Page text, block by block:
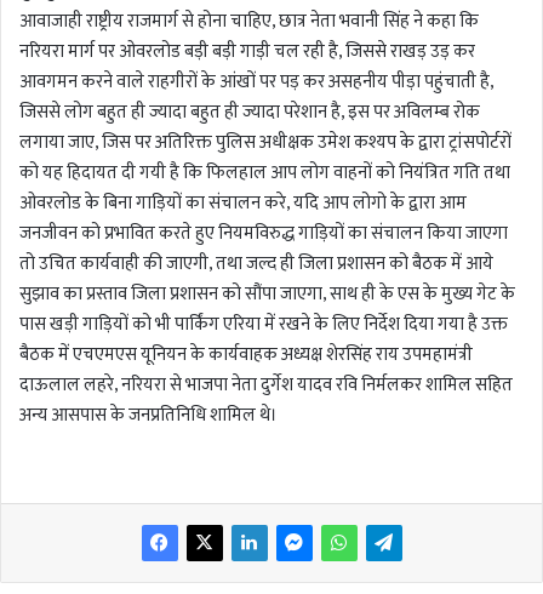
आवाजाही राष्ट्रीय राजमार्ग से होना चाहिए, छात्र नेता भवानी सिंह ने कहा कि
नरियरा मार्ग पर ओवरलोड बड़ी बड़ी गाड़ी चल रही है, जिससे राखड़ उड़ कर
आवगमन करने वाले राहगीरों के आंखों पर पड़ कर असहनीय पीड़ा पहुंचाती है,
जिससे लोग बहुत ही ज्यादा बहुत ही ज्यादा परेशान है, इस पर अविलम्ब रोक
लगाया जाए, जिस पर अतिरिक्त पुलिस अधीक्षक उमेश कश्यप के द्वारा ट्रांसपोर्टरों
को यह हिदायत दी गयी है कि फिलहाल आप लोग वाहनों को नियंत्रित गति तथा
ओवरलोड के बिना गाड़ियों का संचालन करे, यदि आप लोगो के द्वारा आम
जनजीवन को प्रभावित करते हुए नियमविरुद्ध गाड़ियों का संचालन किया जाएगा
तो उचित कार्यवाही की जाएगी, तथा जल्द ही जिला प्रशासन को बैठक में आये
सुझाव का प्रस्ताव जिला प्रशासन को सौंपा जाएगा, साथ ही के एस के मुख्य गेट के
पास खड़ी गाड़ियों को भी पार्किंग एरिया में रखने के लिए निर्देश दिया गया है उक्त
बैठक में एचएमएस यूनियन के कार्यवाहक अध्यक्ष शेरसिंह राय उपमहामंत्री
दाऊलाल लहरे, नरियरा से भाजपा नेता दुर्गेश यादव रवि निर्मलकर शामिल सहित
अन्य आसपास के जनप्रतिनिधि शामिल थे।